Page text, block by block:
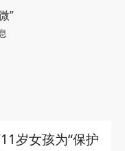
”
岁女孩为“保护